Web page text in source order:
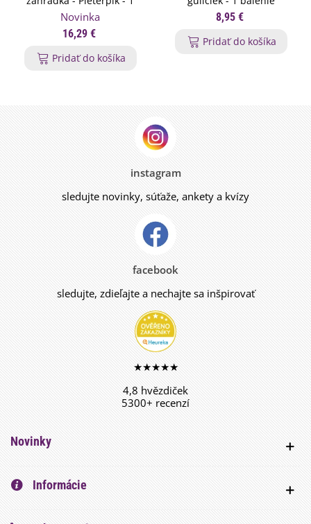
balenie
Novinka
16,29 €
Pridať do košíka
8,95 €
Pridať do košíka
instagram
sledujte novinky, súťaže, ankety a kvízy
facebook
sledujte, zdieľajte a nechajte sa inšpirovať
★★★★★
4,8 hvězdiček
5300+ recenzí
Novinky
Informácie